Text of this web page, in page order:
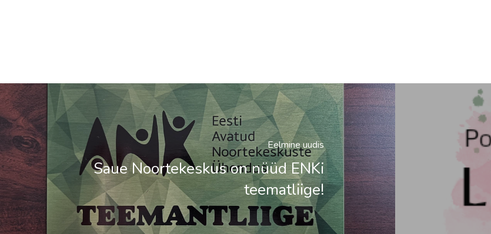
Eelmine uudis
Saue Noortekeskus on nüüd ENKi
teematliige!